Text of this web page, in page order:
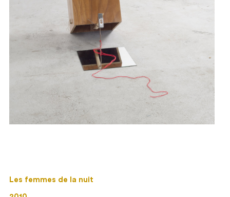
Les femmes de la nuit